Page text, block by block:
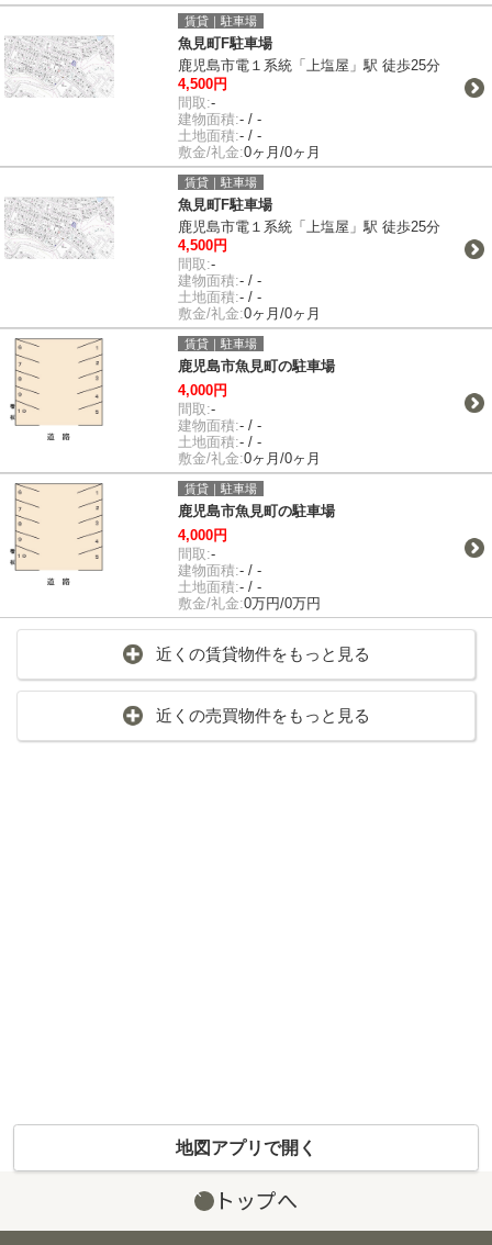
賃貸｜駐車場
魚見町F駐車場
鹿児島市電１系統「上塩屋」駅 徒歩25分
4,500円
間取:-
建物面積:- / -
土地面積:- / -
敷金/礼金:0ヶ月/0ヶ月
賃貸｜駐車場
魚見町F駐車場
鹿児島市電１系統「上塩屋」駅 徒歩25分
4,500円
間取:-
建物面積:- / -
土地面積:- / -
敷金/礼金:0ヶ月/0ヶ月
賃貸｜駐車場
鹿児島市魚見町の駐車場
4,000円
間取:-
建物面積:- / -
土地面積:- / -
敷金/礼金:0ヶ月/0ヶ月
賃貸｜駐車場
鹿児島市魚見町の駐車場
4,000円
間取:-
建物面積:- / -
土地面積:- / -
敷金/礼金:0万円/0万円
近くの賃貸物件をもっと見る
近くの売買物件をもっと見る
地図アプリで開く
トップへ